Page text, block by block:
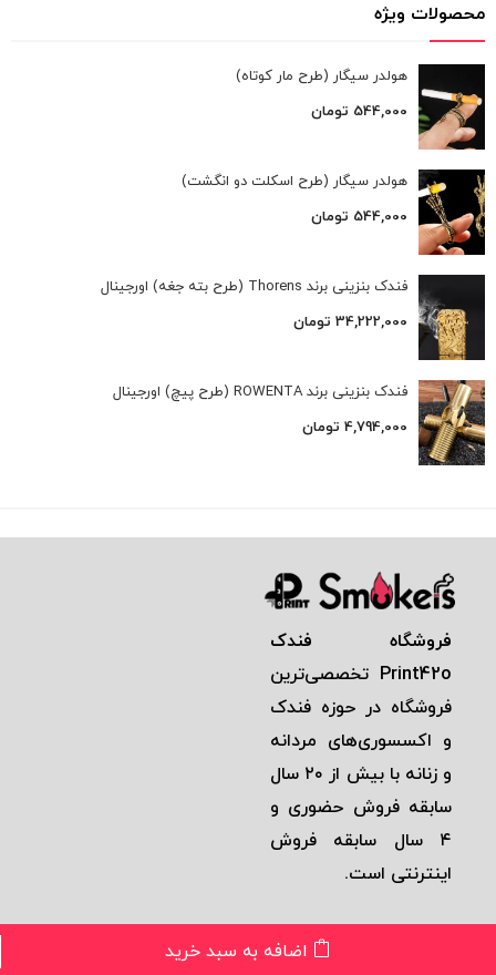
اضافه به سبد خرید
محصولات ویژه
هولدر سیگار (طرح مار کوتاه)
544,000 تومان
هولدر سیگار (طرح اسکلت دو انگشت)
544,000 تومان
فندک بنزینی برند Thorens (طرح بته جغه) اورجینال
34,222,000 تومان
فندک بنزینی برند ROWENTA (طرح پیچ) اورجینال
4,794,000 تومان
فروشگاه فندک
Print42o تخصصی‌ترين
فروشگاه در حوزه فندک
و اكسسوری‌های مردانه
و زنانه با بيش از ٢٠ سال
سابقه فروش حضوری و
٤ سال سابقه فروش
اينترنتی است.